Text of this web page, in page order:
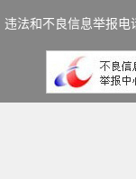
违法和不良信息举报